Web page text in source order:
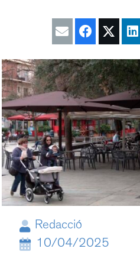
Redacció
10/04/2025